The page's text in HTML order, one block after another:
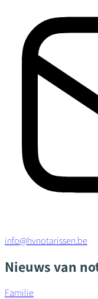
info@hvnotarissen.be
Nieuws van
Familie